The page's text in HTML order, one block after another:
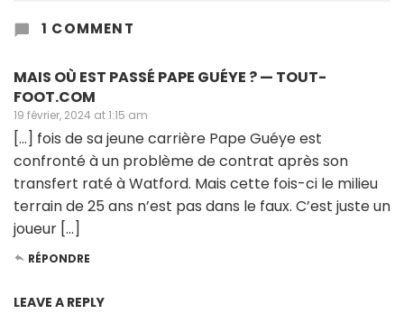
1 COMMENT
MAIS OÙ EST PASSÉ PAPE GUÉYE ? — TOUT-
FOOT.COM
19 février, 2024 at 1:15 am
[…] fois de sa jeune carrière Pape Guéye est
confronté à un problème de contrat après son
transfert raté à Watford. Mais cette fois-ci le milieu
terrain de 25 ans n’est pas dans le faux. C’est juste un
joueur […]
RÉPONDRE
LEAVE A REPLY